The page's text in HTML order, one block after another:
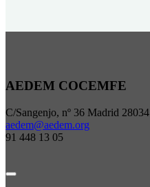
AEDEM COCEMFE
C/Sangenjo, nº 36 Madrid 28034
aedem@aedem.org
91 448 13 05